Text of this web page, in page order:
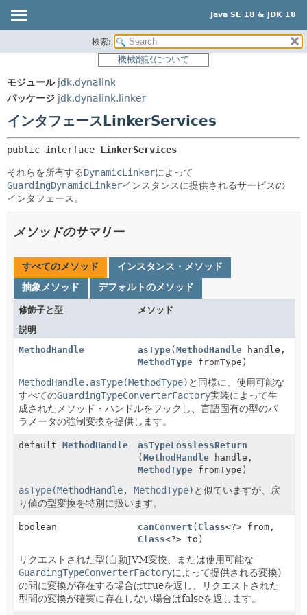
Java SE 18 & JDK 18
パッケージ
使用
ツリー
プレビュー
新規
索引
ヘルプ
サマリー:
ネスト済
メソッド
詳細:
フィールド
検索:
機械翻訳について
モジュール jdk.dynalink
パッケージ jdk.dynalink.linker
インタフェースLinkerServices
public interface LinkerServices
それらを所有するDynamicLinkerによって
GuardingDynamicLinkerインスタンスに提供されるサービスの
インタフェース。
メソッドのサマリー
すべてのメソッド
インスタンス・メソッド
抽象メソッド
デフォルトのメソッド
修飾子と型
メソッド
説明
MethodHandle
asType(MethodHandle handle,
MethodType fromType)
MethodHandle.asType(MethodType) と同様に、使用可能な
すべてのGuardingTypeConverterFactory実装によって生
成されたメソッド・ハンドルをフックし、言語固有の型のパ
ラメータの強制変換を提供します。
default MethodHandle
asTypeLosslessReturn
(MethodHandle handle,
MethodType fromType)
asType(MethodHandle, MethodType) と似ていますが、戻
り値の型変換を特別に扱います。
boolean canConvert ( Class<?> from,
Class<?> to)
リクエストされた型(自動JVM変換、または使用可能な
GuardingTypeConverterFactoryによって提供される変換)
の間に変換が存在する場合はtrueを返し、リクエストされた
型間の変換が確実に存在しない場合はfalseを返します。